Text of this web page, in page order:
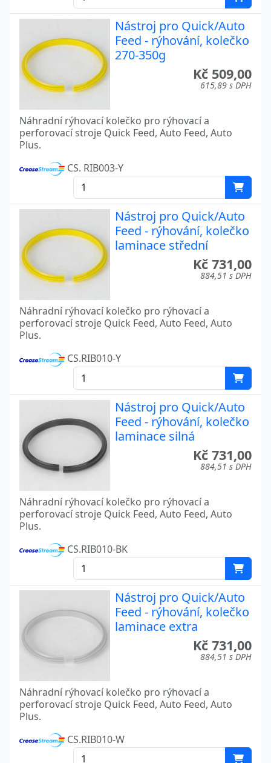
Nástroj pro Quick/Auto
Feed - rýhování, kolečko
270-350g
Kč 509,00
615,89 s DPH
Náhradní rýhovací kolečko pro rýhovací a
perforovací stroje Quick Feed, Auto Feed, Auto
Plus.
CS. RIB003-Y
Nástroj pro Quick/Auto
Feed - rýhování, kolečko
laminace střední
Kč 731,00
884,51 s DPH
Náhradní rýhovací kolečko pro rýhovací a
perforovací stroje Quick Feed, Auto Feed, Auto
Plus.
CS.RIB010-Y
Nástroj pro Quick/Auto
Feed - rýhování, kolečko
laminace silná
Kč 731,00
884,51 s DPH
Náhradní rýhovací kolečko pro rýhovací a
perforovací stroje Quick Feed, Auto Feed, Auto
Plus.
CS.RIB010-BK
Nástroj pro Quick/Auto
Feed - rýhování, kolečko
laminace extra
Kč 731,00
884,51 s DPH
Náhradní rýhovací kolečko pro rýhovací a
perforovací stroje Quick Feed, Auto Feed, Auto
Plus.
CS.RIB010-W